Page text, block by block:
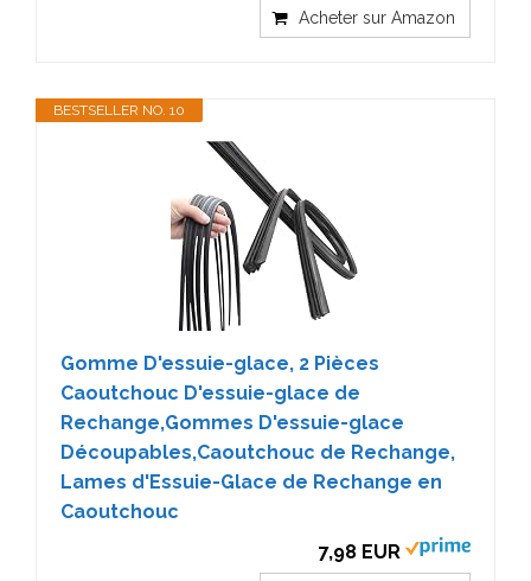
Acheter sur Amazon
BESTSELLER NO. 10
Gomme D'essuie-glace, 2 Pièces
Caoutchouc D'essuie-glace de
Rechange,Gommes D'essuie-glace
Découpables,Caoutchouc de Rechange,
Lames d'Essuie-Glace de Rechange en
Caoutchouc
7,98 EUR